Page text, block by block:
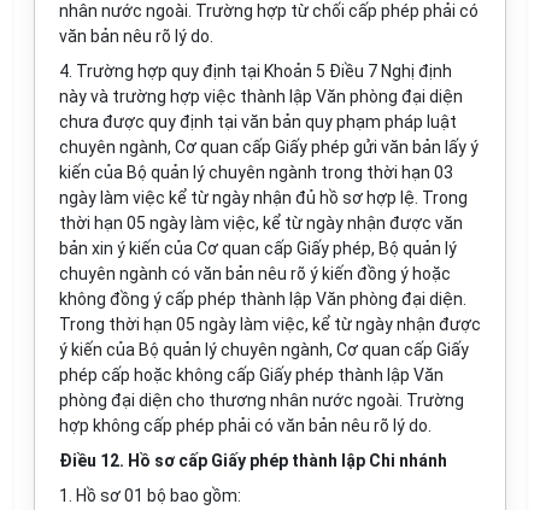
nhân nước ngoài. Trường hợp từ chối cấp phép phải có
văn bản nêu rõ lý do.
4. Trường hợp quy định tại Khoản 5 Điều 7 Nghị định
này và trường hợp việc thành lập Văn phòng đại diện
chưa được quy định tại văn bản quy phạm pháp luật
chuyên ngành, Cơ quan cấp Giấy phép gửi văn bản lấy ý
kiến của Bộ quản lý chuyên ngành trong thời hạn 03
ngày làm việc kể từ ngày nhận đủ hồ sơ hợp lệ. Trong
thời hạn 05 ngày làm việc, kể từ ngày nhận được văn
bản xin ý kiến của Cơ quan cấp Giấy phép, Bộ quản lý
chuyên ngành có văn bản nêu rõ ý kiến đồng ý hoặc
không đồng ý cấp phép thành lập Văn phòng đại diện.
Trong thời hạn 05 ngày làm việc, kể từ ngày nhận được
ý kiến của Bộ quản lý chuyên ngành, Cơ quan cấp Giấy
phép cấp hoặc không cấp Giấy phép thành lập Văn
phòng đại diện cho thương nhân nước ngoài. Trường
hợp không cấp phép phải có văn bản nêu rõ lý do.
Điều 12. Hồ sơ cấp Giấy phép thành lập Chi nhánh
1. Hồ sơ 01 bộ bao gồm: